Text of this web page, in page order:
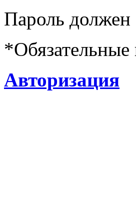
Пароль должен
*Обязательные
Авторизация